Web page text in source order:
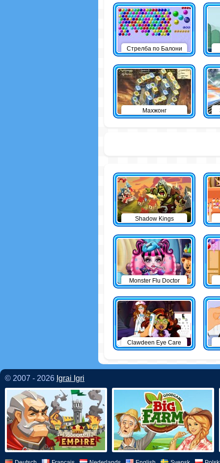
Стрелба по Балони
Махжонг
Shadow Kings
Monster Flu Doctor
Clawdeen Eye Care
© 2007 - 2026 Igrai Igri